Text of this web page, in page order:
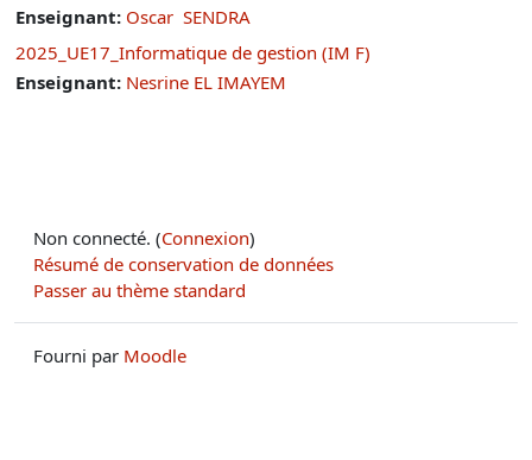
Enseignant: Oscar SENDRA
2025_UE17_Informatique de gestion (IM F)
Enseignant: Nesrine EL IMAYEM
Non connecté. (Connexion)
Résumé de conservation de données
Passer au thème standard
Fourni par Moodle